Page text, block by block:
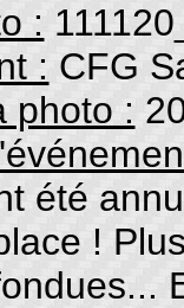
:
: CFG
photo :
été
!